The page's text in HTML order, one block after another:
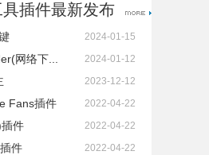
插件最新发布
2024-01-15
网络下... 2024-01-12
2023-12-12
Fans插件 2022-04-22
件 2022-04-22
件 2022-04-22